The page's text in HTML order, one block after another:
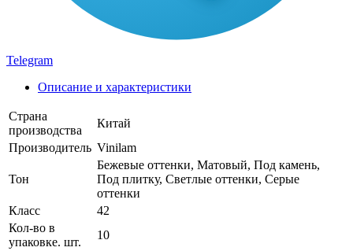
Telegram
Описание и характеристики
Страна
производства
Китай
Производитель Vinilam
Тон
Бежевые оттенки, Матовый, Под камень,
Под плитку, Светлые оттенки, Серые
оттенки
Класс
42
Кол-во в
упаковке. шт.
10